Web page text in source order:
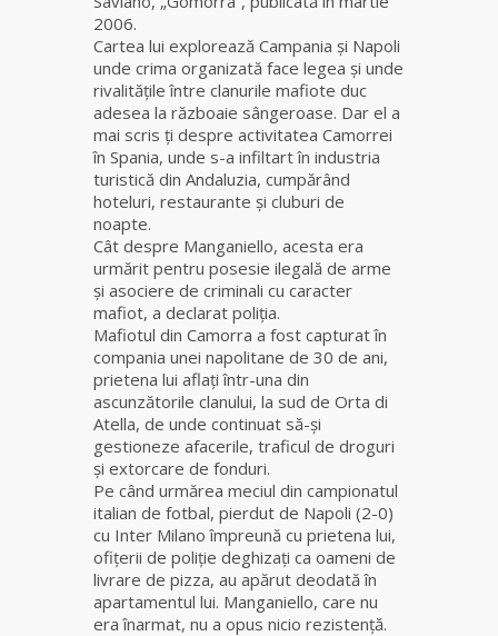
Celebra
vrăjitoare
Gheorghe,
singura
tămăduitoare
blesteme
Sandra
Somerda
2006.
Cartea lui explorează Campania şi Napoli
unde crima organizată face legea şi unde
rivalităţile între clanurile mafiote duc
adesea la războaie sângeroase. Dar el a
mai scris ţi despre activitatea Camorrei
în Spania, unde s-a infiltart în industria
turistică din Andaluzia, cumpărând
hoteluri, restaurante şi cluburi de
noapte.
Cât despre Manganiello, acesta era
urmărit pentru posesie ilegală de arme
și asociere de criminali cu caracter
mafiot, a declarat poliția.
Mafiotul din Camorra a fost capturat în
compania unei napolitane de 30 de ani,
prietena lui aflaţi într-una din
ascunzătorile clanului, la sud de Orta di
Atella, de unde continuat să-şi
gestioneze afacerile, traficul de droguri
și extorcare de fonduri.
Pe când urmărea meciul din campionatul
italian de fotbal, pierdut de Napoli (2-0)
cu Inter Milano împreună cu prietena lui,
ofițerii de poliție deghizaţi ca oameni de
livrare de pizza, au apărut deodată în
apartamentul lui. Manganiello, care nu
era înarmat, nu a opus nicio rezistenţă.